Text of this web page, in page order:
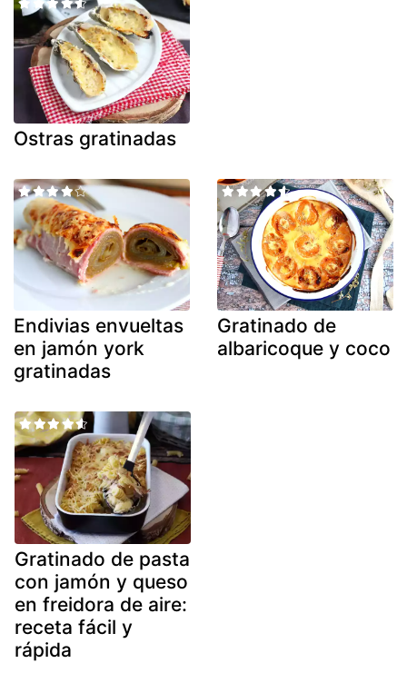
Ostras gratinadas
Endivias envueltas
en jamón york
gratinadas
Gratinado de
albaricoque y coco
Gratinado de pasta
con jamón y queso
en freidora de aire:
receta fácil y
rápida